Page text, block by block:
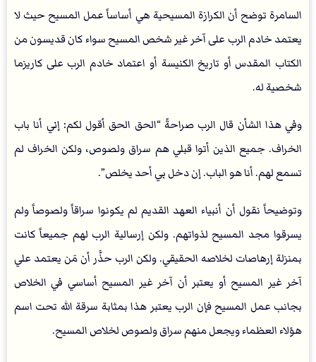
السامرة توضح أن الكرازة المسيحية هي أساساً عمل المسيح حيث لا
يعتمد خادم الرب على آخر غير شخص المسيح سواء كان قديسون من
الكتاب المقدس أو تاريخ الكنيسة أو اعتماد خادم الرب على كاريزما
شخصية له.
وفي هذا الشأن قال الرب صراحةً “الحق الحق أقول لكم: إني أنا باب
الخراف. جميع الذين أتوا قبلي هم سراق ولصوص، ولكن الخراف لم
تسمع لهم. أنا هو الباب. إن دخل بي أحد يخلص”.
وتوضيحاً نقول أن أنبياء العهد القديم لم يكونوا سراقاً ولصوصاً ولم
يسرقوا مجد المسيح لذواتهم. ولكن إرسالية الرب لهم جميعاً كانت
بمنزلة إرهاصات لخلاصه الحقيقي. ولكن الرب حذَّر أن مَن يعتمد علي
آخر غير المسيح أو يعتبر أن آخر غير المسيح أساسي في الخلاص
بجانب عمل المسيح فإن الرب يعتبر هذا بمثابة سرقة الله تحت اسم
هؤلاء العظماء ويجعل منهم سراق ولصوص لخلاص المسيح.